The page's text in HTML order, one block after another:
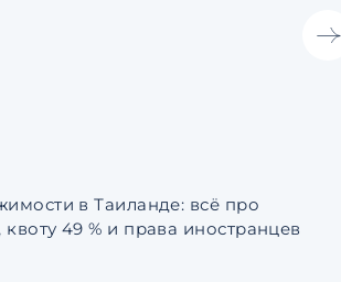
в Таиланде: всё про
49 % и права иностранцев